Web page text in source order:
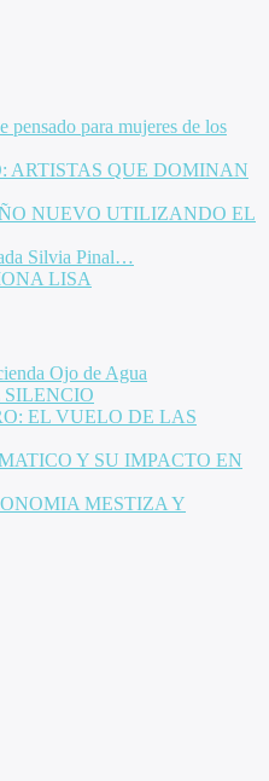
para mujeres de los
ARTISTAS QUE DOMINAN
NUEVO UTILIZANDO EL
Silvia Pinal…
LISA
Ojo de Agua
SILENCIO
EL VUELO DE LAS
Y SU IMPACTO EN
MESTIZA Y